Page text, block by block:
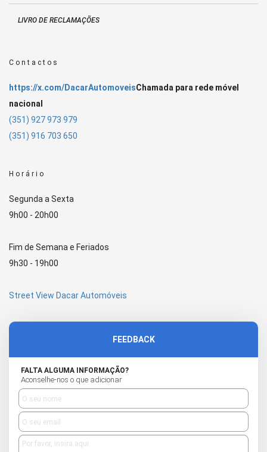
LIVRO DE RECLAMAÇÕES
Contactos
https://x.com/DacarAutomoveisChamada para rede móvel
nacional
(351) 927 973 979
(351) 916 703 650
Horário
Segunda a Sexta
9h00 - 20h00
Fim de Semana e Feriados
9h30 - 19h00
Street View Dacar Automóveis
FEEDBACK
FALTA ALGUMA INFORMAÇÃO?
Aconselhe-nos o que adicionar